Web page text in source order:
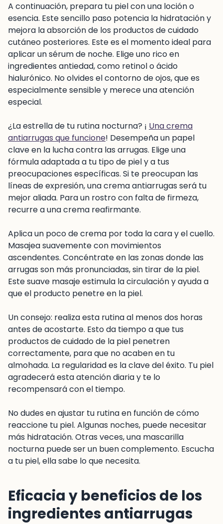
A continuación, prepara tu piel con una loción o
esencia. Este sencillo paso potencia la hidratación y
mejora la absorción de los productos de cuidado
cutáneo posteriores. Este es el momento ideal para
aplicar un sérum de noche. Elige uno rico en
ingredientes antiedad, como retinol o ácido
hialurónico. No olvides el contorno de ojos, que es
especialmente sensible y merece una atención
especial.
¿La estrella de tu rutina nocturna? ¡ Una crema
antiarrugas que funcione! Desempeña un papel
clave en la lucha contra las arrugas. Elige una
fórmula adaptada a tu tipo de piel y a tus
preocupaciones específicas. Si te preocupan las
líneas de expresión, una crema antiarrugas será tu
mejor aliada. Para un rostro con falta de firmeza,
recurre a una crema reafirmante.
Aplica un poco de crema por toda la cara y el cuello.
Masajea suavemente con movimientos
ascendentes. Concéntrate en las zonas donde las
arrugas son más pronunciadas, sin tirar de la piel.
Este suave masaje estimula la circulación y ayuda a
que el producto penetre en la piel.
Un consejo: realiza esta rutina al menos dos horas
antes de acostarte. Esto da tiempo a que tus
productos de cuidado de la piel penetren
correctamente, para que no acaben en tu
almohada. La regularidad es la clave del éxito. Tu piel
agradecerá esta atención diaria y te lo
recompensará con el tiempo.
No dudes en ajustar tu rutina en función de cómo
reaccione tu piel. Algunas noches, puede necesitar
más hidratación. Otras veces, una mascarilla
nocturna puede ser un buen complemento. Escucha
a tu piel, ella sabe lo que necesita.
Eficacia y beneficios de los
ingredientes antiarrugas